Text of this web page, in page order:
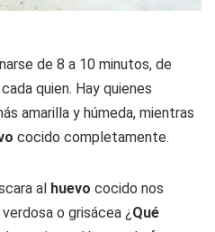
de 8 a 10 minutos, de
quien. Hay quienes
amarilla y húmeda, mientras
cocido completamente.
al huevo cocido nos
o grisácea ¿ Qué